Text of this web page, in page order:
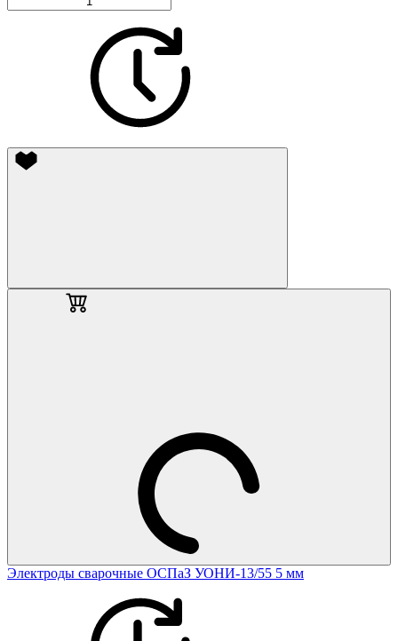
Электроды сварочные ОСПаЗ УОНИ-13/55 5 мм